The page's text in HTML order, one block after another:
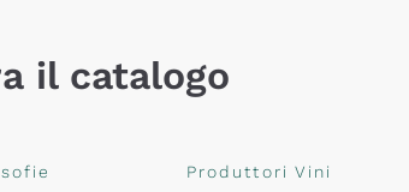
il catalogo
Produttori Vini